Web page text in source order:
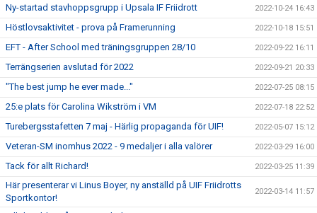
Ny-startad stavhoppsgrupp i Upsala IF Friidrott 2022-10-24 16:43
Höstlovsaktivitet - prova på Framerunning 2022-10-18 15:51
EFT - After School med träningsgruppen 28/10 2022-09-22 16:11
Terrängserien avslutad för 2022 2022-09-21 20:33
"The best jump he ever made..." 2022-07-25 08:15
25:e plats för Carolina Wikström i VM 2022-07-18 22:52
Turebergsstafetten 7 maj - Härlig propaganda för UIF! 2022-05-07 15:12
Veteran-SM inomhus 2022 - 9 medaljer i alla valörer 2022-03-29 16:00
Tack för allt Richard! 2022-03-25 11:39
Här presenterar vi Linus Boyer, ny anställd på UIF Friidrotts
Sportkontor!
2022-03-14 11:57